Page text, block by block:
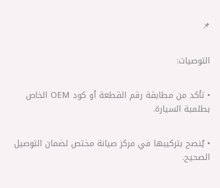
📌
التوصيات:
• تأكد من مطابقة رقم القطعة أو كود OEM الخاص
بطلمبة السيارة.
• يُنصح بتركيبها في مركز صيانة مختص لضمان التوصيل
الصحيح.